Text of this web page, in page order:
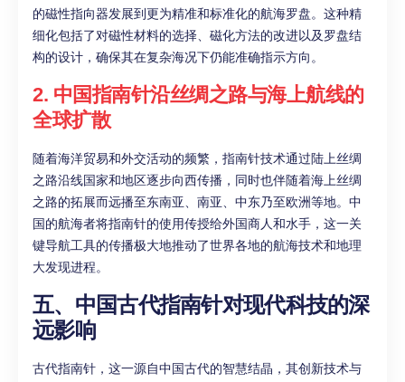
的磁性指向器发展到更为精准和标准化的航海罗盘。这种精
细化包括了对磁性材料的选择、磁化方法的改进以及罗盘结
构的设计，确保其在复杂海况下仍能准确指示方向。
2. 中国指南针沿丝绸之路与海上航线的
全球扩散
随着海洋贸易和外交活动的频繁，指南针技术通过陆上丝绸
之路沿线国家和地区逐步向西传播，同时也伴随着海上丝绸
之路的拓展而远播至东南亚、南亚、中东乃至欧洲等地。中
国的航海者将指南针的使用传授给外国商人和水手，这一关
键导航工具的传播极大地推动了世界各地的航海技术和地理
大发现进程。
五、中国古代指南针对现代科技的深
远影响
古代指南针，这一源自中国古代的智慧结晶，其创新技术与